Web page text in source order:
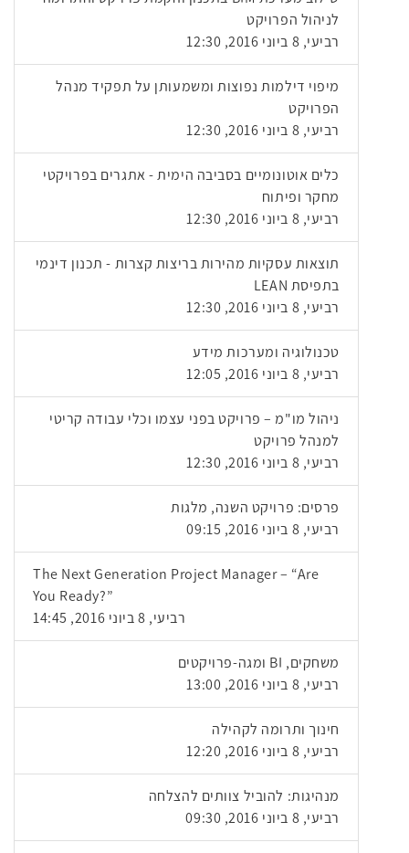
לניהול הפרויקט
רביעי, 8 ביוני 2016, 12:30
מיפוי דילמות נפוצות ומשמעותן על תפקיד מנהל
הפרויקט
רביעי, 8 ביוני 2016, 12:30
כלים אוטונומיים בסביבה הימית - אתגרים בפרויקטי
מחקר ופיתוח
רביעי, 8 ביוני 2016, 12:30
תוצאות עסקיות מהירות בריצות קצרות - תכנון דינמי
בתפיסת LEAN
רביעי, 8 ביוני 2016, 12:30
טכנולוגיה ומערכות מידע
רביעי, 8 ביוני 2016, 12:05
ניהול מו"מ – פרויקט בפני עצמו וכלי עבודה קריטי
למנהל פרויקט
רביעי, 8 ביוני 2016, 12:30
פרסים: פרויקט השנה, מלגות
רביעי, 8 ביוני 2016, 09:15
The Next Generation Project Manager – “Are
You Ready?”
רביעי, 8 ביוני 2016, 14:45
משחקים, BI ומגה-פרויקטים
רביעי, 8 ביוני 2016, 13:00
חינוך ותרומה לקהילה
רביעי, 8 ביוני 2016, 12:20
מנהיגות: להוביל צוותים להצלחה
רביעי, 8 ביוני 2016, 09:30